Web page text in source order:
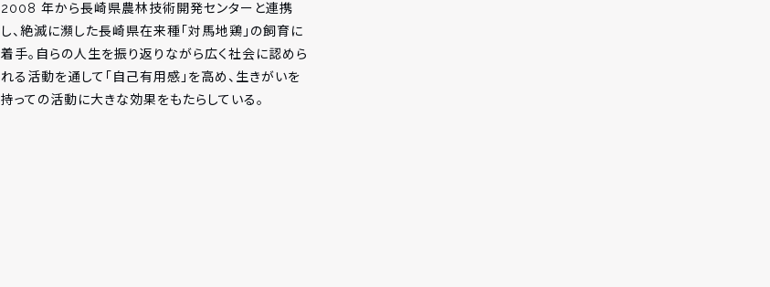
2008 年から長崎県農林技術開発センターと連携
し、絶滅に瀕した長崎県在来種「対馬地鶏」の飼育に
着手。自らの人生を振り返りながら広く社会に認めら
れる活動を通して「自己有用感」を高め、生きがいを
持っての活動に大きな効果をもたらしている。